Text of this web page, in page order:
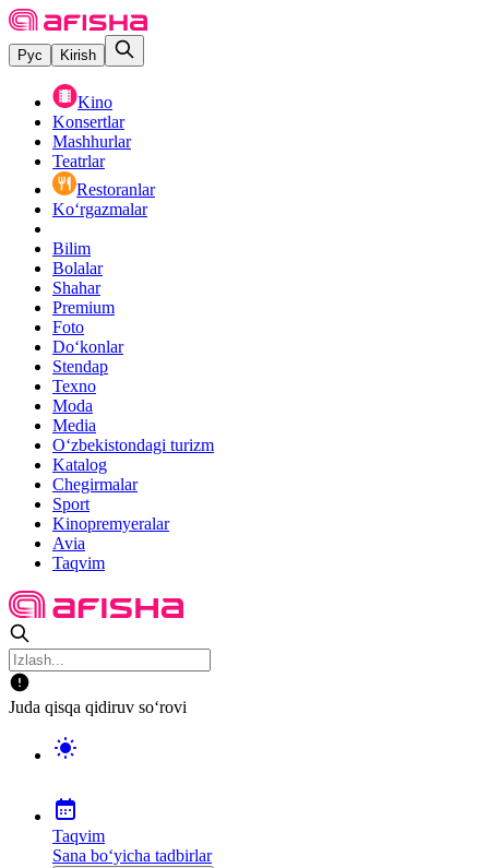
Рус Kirish
Kino
Konsertlar
Mashhurlar
Teatrlar
Restoranlar
Ko‘rgazmalar
Bilim
Bolalar
Shahar
Premium
Foto
Do‘konlar
Stendap
Texno
Moda
Media
O‘zbekistondagi turizm
Katalog
Chegirmalar
Sport
Kinopremyeralar
Avia
Taqvim
Juda qisqa qidiruv so‘rovi
Taqvim
Sana bo‘yicha tadbirlar